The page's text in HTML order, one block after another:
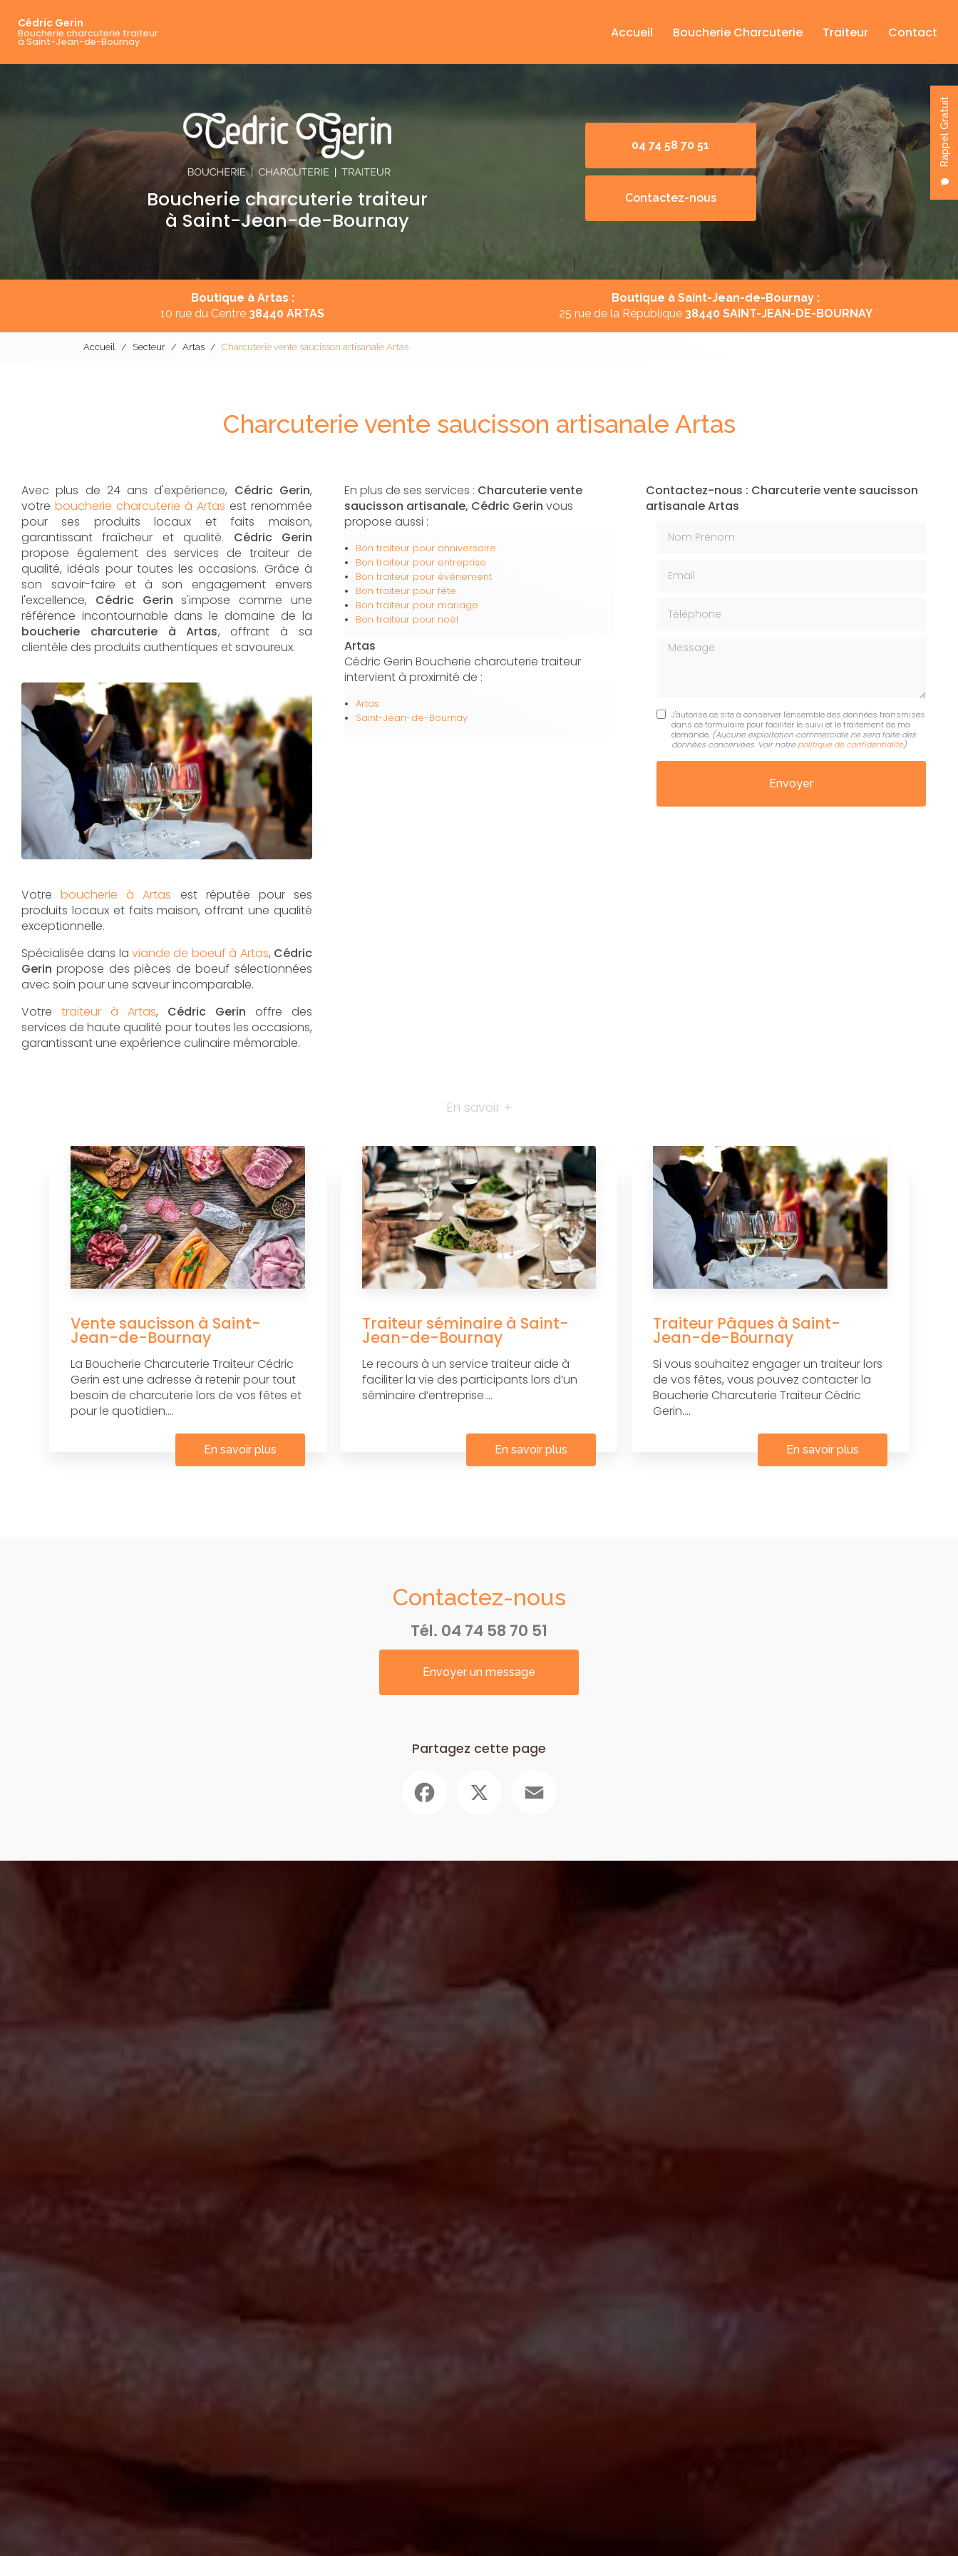
contenu
Cédric Gerin
Boucherie charcuterie traiteur
à Saint-Jean-de-Bournay
Rappel Gratuit
Accueil
Boucherie Charcuterie Traiteur Contact
Boucherie charcuterie traiteur
à Saint-Jean-de-Bournay
04 74 58 70 51
Contactez-nous
Boutique à Artas :
10 rue du Centre 38440 ARTAS
Boutique à Saint-Jean-de-Bournay :
25 rue de la République 38440 SAINT-JEAN-DE-BOURNAY
Accueil Secteur Artas Charcuterie vente saucisson artisanale Artas
Charcuterie vente saucisson artisanale Artas
Avec plus de 24 ans d'expérience, Cédric Gerin,
votre boucherie charcuterie à Artas est renommée
pour ses produits locaux et faits maison,
garantissant fraîcheur et qualité. Cédric Gerin
propose également des services de traiteur de
qualité, idéals pour toutes les occasions. Grâce à
son savoir-faire et à son engagement envers
l'excellence, Cédric Gerin s'impose comme une
référence incontournable dans le domaine de la
boucherie charcuterie à Artas, offrant à sa
clientèle des produits authentiques et savoureux.
Votreboucherie à Artas est réputée pour ses
produits locaux et faits maison, offrant une qualité
exceptionnelle.
Spécialisée dans laviande de boeuf à Artas, Cédric
Gerin propose des pièces de boeuf sélectionnées
avec soin pour une saveur incomparable.
Votre traiteur à Artas, Cédric Gerin offre des
services de haute qualité pour toutes les occasions,
garantissant une expérience culinaire mémorable.
En plus de ses services : Charcuterie vente
saucisson artisanale, Cédric Gerin vous
propose aussi :
Bon traiteur pour anniversaire
Bon traiteur pour entreprise
Bon traiteur pour événement
Bon traiteur pour fête
Bon traiteur pour mariage
Bon traiteur pour noël
Artas
Cédric Gerin Boucherie charcuterie traiteur
intervient à proximité de :
Artas
Saint-Jean-de-Bournay
Contactez-nous : Charcuterie vente saucisson
artisanale Artas
Message
J'autorise ce site à conserver l'ensemble des données transmises
dans ce formulaire pour faciliter le suivi et le traitement de ma
demande. (Aucune exploitation commerciale ne sera faite des
données concervées. Voir notre politique de confidentialité)
En savoir +
Vente saucisson à Saint-
Jean-de-Bournay
La Boucherie Charcuterie Traiteur Cédric
Gerin est une adresse à retenir pour tout
besoin de charcuterie lors de vos fêtes et
pour le quotidien....
En savoir plus
Traiteur séminaire à Saint-
Jean-de-Bournay
Le recours à un service traiteur aide à
faciliter la vie des participants lors d’un
séminaire d’entreprise....
En savoir plus
Traiteur Pâques à Saint-
Jean-de-Bournay
Si vous souhaitez engager un traiteur lors
de vos fêtes, vous pouvez contacter la
Boucherie Charcuterie Traiteur Cédric
Gerin....
En savoir plus
Contactez-nous
Tél. 04 74 58 70 51
Envoyer un message
Partagez cette page